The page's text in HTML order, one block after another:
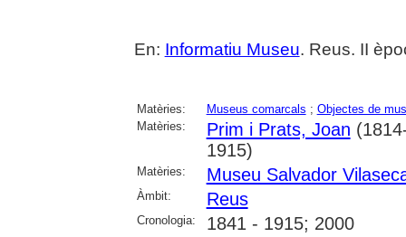
En: Informatiu Museu. Reus. II
Matèries: Museus comarcals ; Objectes de
Matèries:
Prim i Prats, Joan
1915)
Matèries: Museu Salvador
Àmbit: Reus
Cronologia: 1841 - 1915; 2000